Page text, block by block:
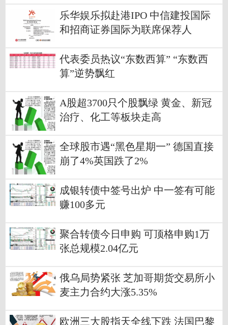
乐华娱乐拟赴港IPO 中信建投国际
和招商证券国际为联席保荐人
代表委员热议“东数西算” “东数西
算”逆势飘红
A股超3700只个股飘绿 黄金、新冠
治疗、化工等板块走高
全球股市遇“黑色星期一” 德国直接
崩了4%英国跌了2%
成银转债中签号出炉 中一签有可能
赚100多元
聚合转债今日申购 可顶格申购1万
张总规模2.04亿元
俄乌局势紧张 芝加哥期货交易所小
麦主力合约大涨5.35%
欧洲三大股指天全线下跌 法国巴黎